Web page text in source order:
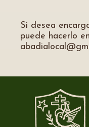
Si desea
puede hacerlo